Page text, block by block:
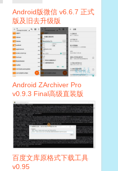
Android版微信 v6.6.7 正式
版及旧去升级版
Android ZArchiver Pro
v0.9.3 Final高级直装版
百度文库原格式下载工具
v0.95